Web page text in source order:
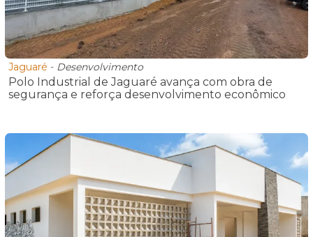
Jaguaré - Desenvolvimento
Polo Industrial de Jaguaré avança com obra de
segurança e reforça desenvolvimento econômico